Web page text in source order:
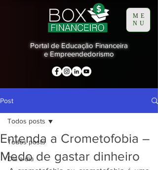
ME
NU
Portal de Educação Financeira
e Empreendedorismo
Post
Todos posts
Dia a dia
Todos posts
Entenda a Crometofobia –
Medo de gastar dinheiro